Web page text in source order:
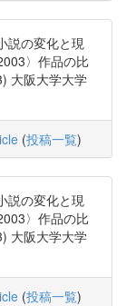
説の変化と現
〉作品の比
大阪大学大学
(投稿一覧)
説の変化と現
〉作品の比
大阪大学大学
(投稿一覧)